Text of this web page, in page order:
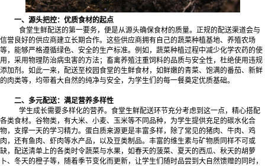
一、源头把控：优质食材的起点
食堂生鲜配送的第一要务，便是从源头确保食材的质量。正规的配送渠道会与
信誉良好的供应商建立长期合作。这些供应商拥有自己的蔬菜种植基地、养殖农场
等，能够严格遵循绿色、安全的生产标准。例如，蔬菜种植过程中减少化学农药的使
用，采用物理防治病虫害的方法；畜禽养殖注重饲料的品质与安全性，杜绝使用违规
添加剂。如此一来，配送至校园食堂的生鲜食材，如鲜嫩的青菜、饱满的番茄、新鲜
的肉类等，均带着大自然的纯净与安全，为学生们的每一餐奠定优质基础。
二、多元配送：满足营养多样性
学生成长需要多样化的营养。食堂生鲜配送环节充分考虑到这一点，精心搭配
各类食材。谷物类，有大米、小麦、玉米等不同品种，为学生提供充足的碳水化合
物，支撑一天的学习精力。蛋白质来源更是丰富多样，除了常见的猪肉、牛肉、鸡
肉，还有鱼肉、虾肉等水产品，以及豆类制品。丰富的维生素与矿物质同样不可或
缺，配送清单上的各类时令蔬菜与水果，如春天的菠菜、夏天的西瓜、秋天的胡萝
卜、冬天的橙子等，随着季节变化而更新，让学生们随时品尝到大自然馈赠的同时，